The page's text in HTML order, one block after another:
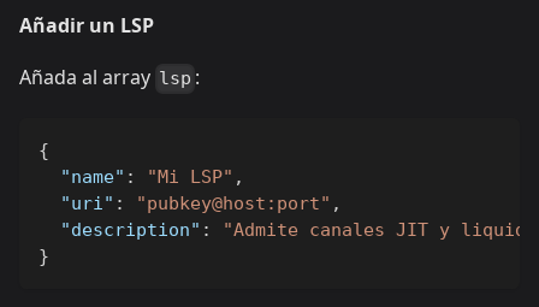
Añadir un LSP
Añada al array lsp :
{
"name" : "Mi LSP" ,
"uri" : "pubkey@host:port" ,
"description" :
"Admite canales JIT y
}